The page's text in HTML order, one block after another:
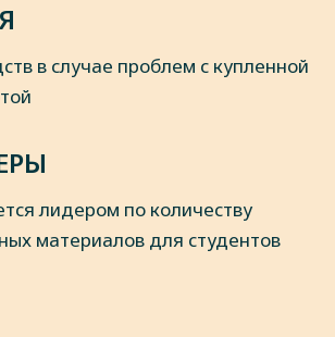
в случае проблем с купленной
лидером по количеству
материалов для студентов